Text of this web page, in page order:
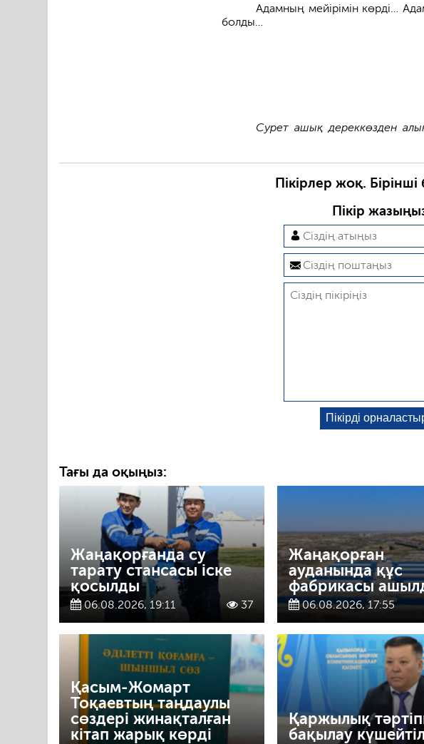
Адамның мейірімін көрді…
болды…
Сурет ашық дереккөзден
Пікірлер жоқ.
Пікір
Тағы да оқыңыз:
Жаңақорғанда су
тарату стансасы іске
қосылды
06.08.2026, 19:11 37
Жаңақорған
ауданында құс
фабрикасы
06.08.2026, 17:55
Қасым-Жомарт
Тоқаевтың таңдаулы
сөздері жинақталған
кітап жарық көрді
Қаржылық
бақылау